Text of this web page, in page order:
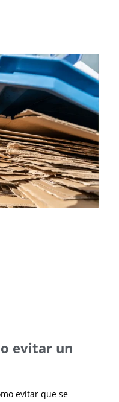
evitar un
evitar que se